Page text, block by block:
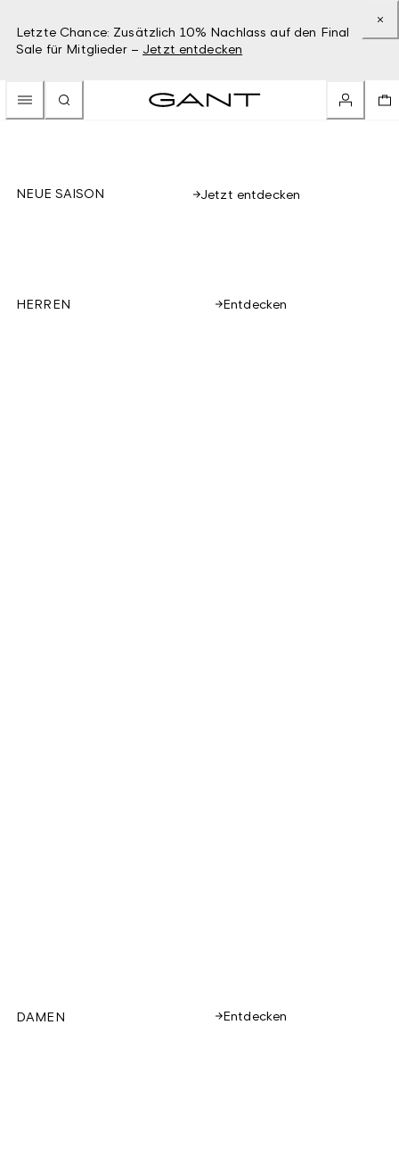
Letzte Chance: Zusätzlich 10% Nachlass auf den Final
Sale für Mitglieder – Jetzt entdecken
NEUE SAISON Jetzt entdecken
HERREN Entdecken
DAMEN Entdecken